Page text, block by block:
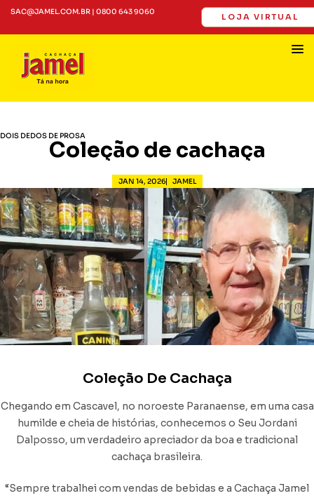
SAC@JAMEL.COM.BR | 0800 643 9060
LOJA VIRTUAL
DOIS DEDOS DE PROSA
Coleção de cachaça
JAN 14, 2026 JAMEL
Coleção De Cachaça
Chegando em Cascavel, no noroeste Paranaense, em uma casa
humilde e cheia de histórias, conhecemos o Seu Jordani
Dalposso, um verdadeiro apreciador da boa e tradicional
cachaça brasileira.
“Sempre trabalhei com vendas de bebidas e a Cachaça Jamel